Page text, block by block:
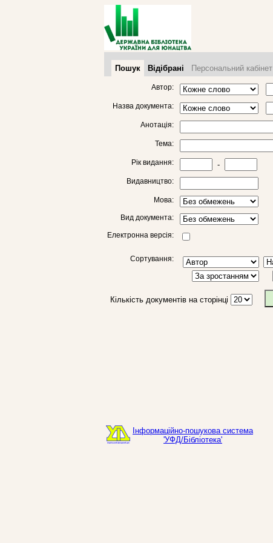
Пошук Відібрані Персональний кабінет
Автор:
Назва документа:
Анотація:
Тема:
Рік видання: -
Видавництво:
Мова:
Вид документа:
Електронна версія:
Сортування:
Кількість документів на сторінці
Інформаційно-пошукова система
'УФД/Бібліотека'